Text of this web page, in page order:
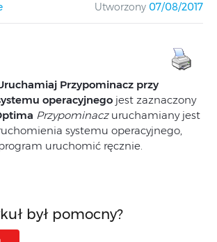
Utworzony 07/08/2017
Przypominacz przy
operacyjnego jest zaznaczony
Przypominaczuruchamiany jest
systemu operacyjnego,
uruchomić ręcznie.
był pomocny?